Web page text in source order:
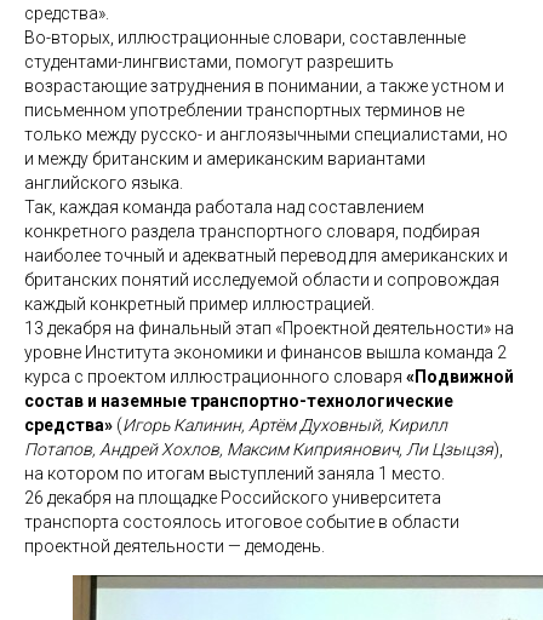
средства».
Во-вторых, иллюстрационные словари, составленные
студентами-лингвистами, помогут разрешить
возрастающие затруднения в понимании, а также устном и
письменном употреблении транспортных терминов не
только между русско- и англоязычными специалистами, но
и между британским и американским вариантами
английского языка.
Так, каждая команда работала над составлением
конкретного раздела транспортного словаря, подбирая
наиболее точный и адекватный перевод для американских и
британских понятий исследуемой области и сопровождая
каждый конкретный пример иллюстрацией.
13 декабря на финальный этап «Проектной деятельности» на
уровне Института экономики и финансов вышла команда 2
курса с проектом иллюстрационного словаря «Подвижной
состав и наземные транспортно-технологические
средства» (Игорь Калинин, Артём Духовный, Кирилл
Потапов, Андрей Хохлов, Максим Киприянович, Ли Цзыцзя),
на котором по итогам выступлений заняла 1 место.
26 декабря на площадке Российского университета
транспорта состоялось итоговое событие в области
проектной деятельности — демодень.